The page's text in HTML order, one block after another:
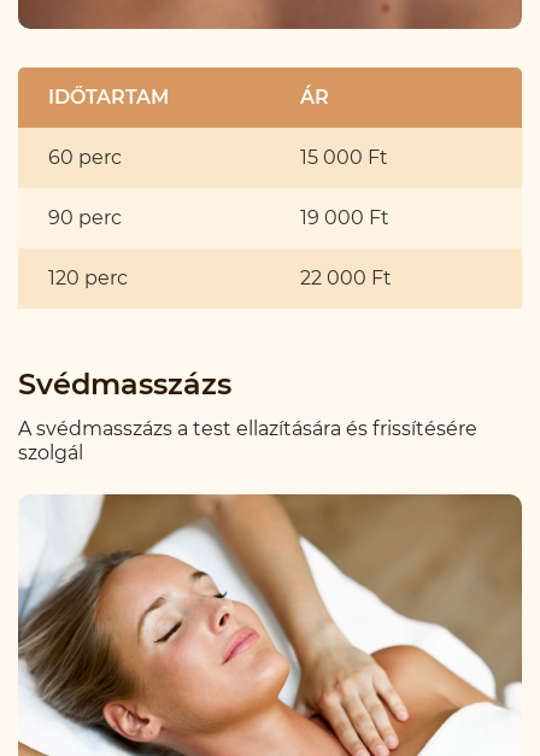
IDŐTARTAM ÁR
60 perc 15 000 Ft
90 perc 19 000 Ft
120 perc 22 000 Ft
Svédmasszázs
A svédmasszázs a test ellazítására és frissítésére
szolgál